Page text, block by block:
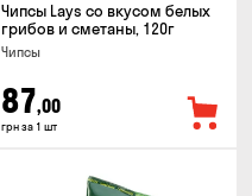
Чипсы Lays со вкусом белых
грибов и сметаны, 120г
Чипсы
87,00
грн за 1 шт